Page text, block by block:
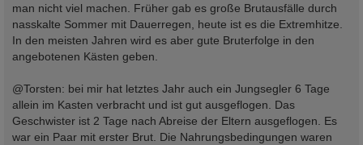
man nicht viel machen. Früher gab es große Brutausfälle durch
nasskalte Sommer mit Dauerregen, heute ist es die Extremhitze.
In den meisten Jahren wird es aber gute Bruterfolge in den
angebotenen Kästen geben.
@Torsten: bei mir hat letztes Jahr auch ein Jungsegler 6 Tage
allein im Kasten verbracht und ist gut ausgeflogen. Das
Geschwister ist 2 Tage nach Abreise der Eltern ausgeflogen. Es
war ein Paar mit erster Brut. Die Nahrungsbedingungen waren